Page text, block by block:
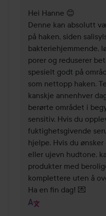
Hei Hanne 😊
Denne kan absolutt
på haken, siden
bakteriehjemmende,
porer og reduserer
spesielt godt på
som nettopp haken.
kanskje annenhver
berørte området i
sensitiv. Hvis du
fuktighetsgivende
hjelpe. Hvis du
eller ujevn hudtone,
produkter med
komplettere uten å
Ha en fin dag! 💌